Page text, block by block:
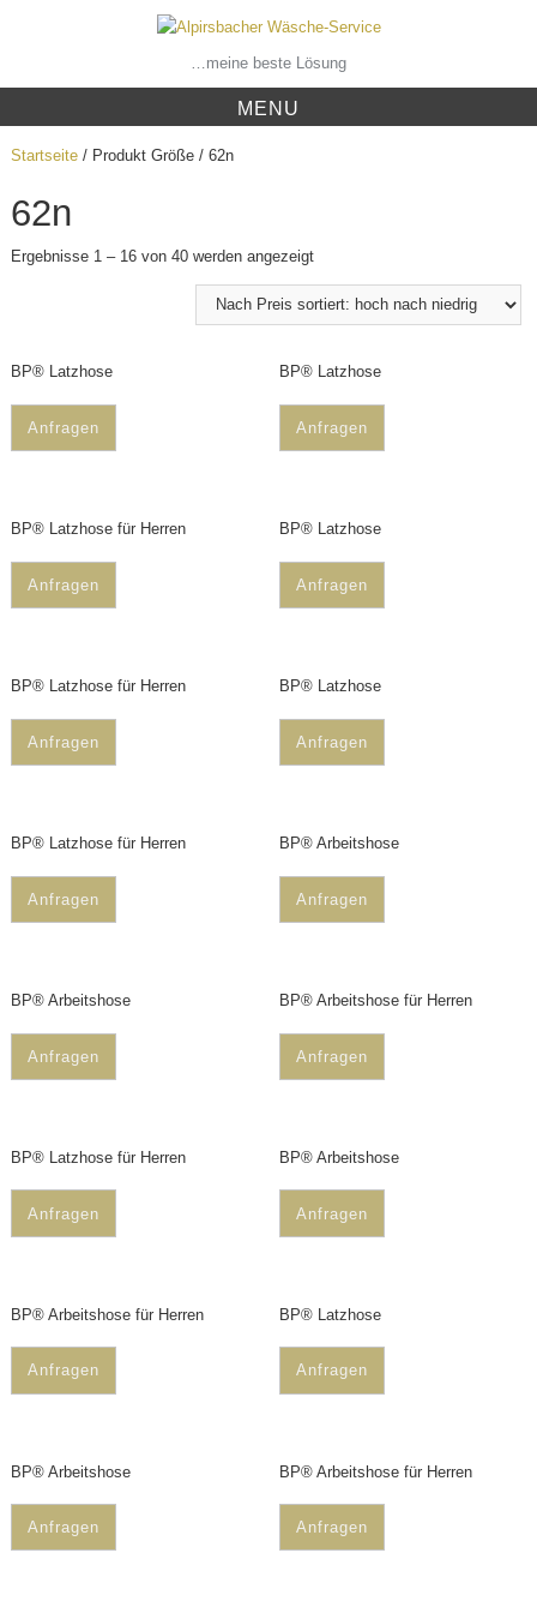
…meine beste Lösung
MENU
Startseite/ Produkt Größe / 62n
62n
Ergebnisse 1 – 16 von 40 werden angezeigt
BP® Latzhose
Anfragen
BP® Latzhose
Anfragen
BP® Latzhose für Herren
Anfragen
BP® Latzhose
Anfragen
BP® Latzhose für Herren
Anfragen
BP® Latzhose
Anfragen
BP® Latzhose für Herren
Anfragen
BP® Arbeitshose
Anfragen
BP® Arbeitshose
Anfragen
BP® Arbeitshose für Herren
Anfragen
BP® Latzhose für Herren
Anfragen
BP® Arbeitshose
Anfragen
BP® Arbeitshose für Herren
Anfragen
BP® Latzhose
Anfragen
BP® Arbeitshose
Anfragen
BP® Arbeitshose für Herren
Anfragen